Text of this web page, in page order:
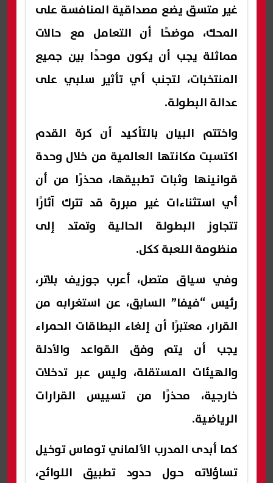
غير متسق يضع مصداقية المنافسة على
المحك، موضحًا أن التعامل مع حالات
مماثلة يجب أن يكون موحدًا بين جميع
المنتخبات، لتجنب أي تأثير سلبي على
عدالة البطولة.
واختتم البيان بالتأكيد أن كرة القدم
اكتسبت مكانتها العالمية من خلال وحدة
قوانينها وثبات تطبيقها، محذرًا من أن
أي استثناءات غير مبررة قد تترك آثارًا
تتجاوز البطولة الحالية وتمتد إلى
منظومة اللعبة ككل.
وفي سياق متصل، أعرب جوزيف بلاتر،
رئيس “فيفا” السابق، عن استغرابه من
القرار، معتبرًا أن إلغاء البطاقات الحمراء
يجب أن يتم وفق القواعد والأدلة
والهيئات المستقلة، وليس عبر تدخلات
خارجية، محذرًا من تسييس القرارات
الرياضية.
كما أبدى المدرب الألماني توماس توخيل
تساؤلاته حول حدود تطبيق اللوائح،